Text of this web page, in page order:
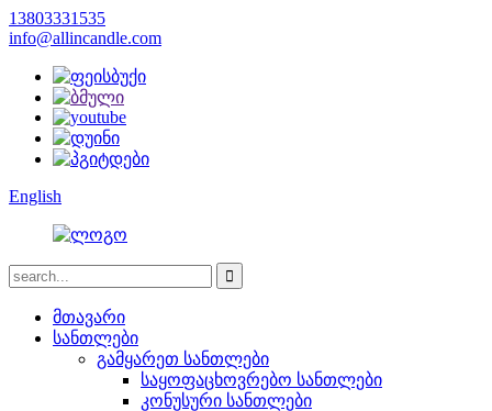
13803331535
info@allincandle.com
English
მთავარი
სანთლები
გამყარეთ სანთლები
საყოფაცხოვრებო სანთლები
კონუსური სანთლები